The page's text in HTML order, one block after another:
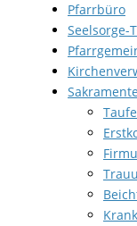
Pfarrbüro
Seelsorge-
Taufe